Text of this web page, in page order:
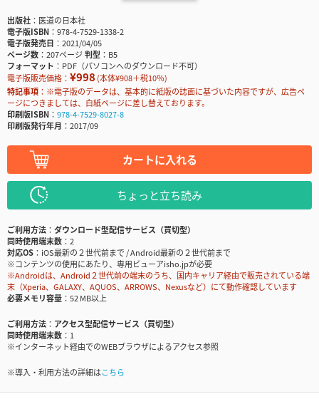
出版社
医道の日本社
電子版ISBN
978-4-7529-1338-2
電子版発売日
2021/04/05
ページ数
207ページ判型
B5
フォーマット
PDF（パソコンへのダウンロード不可）
電子版販売価格： ¥998 (本体¥908＋税10％)
特記事項
※電子版のデータは、基本的に紙版の誌面に基づいた内容ですが、広告ペ
ージにつきましては、白紙ページに差し替えております。
印刷版ISBN
978-4-7529-8027-8
印刷版発行年月
2017/09
カートに入れる
ちょっと立ち読み
ご利用方法
ダウンロード型配信サービス（買切型）
同時使用端末数
2
対応OS
iOS最新の２世代前まで / Android最新の２世代前まで
※コンテンツの使用にあたり、専用ビューアisho.jpが必要
※Androidは、Android２世代前の端末のうち、国内キャリア経由で販売されている端
末（Xperia、GALAXY、AQUOS、ARROWS、Nexusなど）にて動作確認しています
必要メモリ容量
52 MB以上
ご利用方法
アクセス型配信サービス（買切型）
同時使用端末数
1
※インターネット経由でのWEBブラウザによるアクセス参照
※導入・利用方法の詳細はこちら